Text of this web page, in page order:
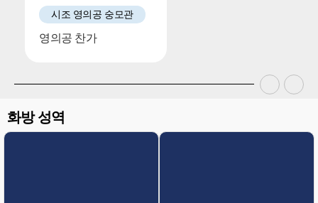
시조 영의공 숭모관
영의공 찬가
화방 성역